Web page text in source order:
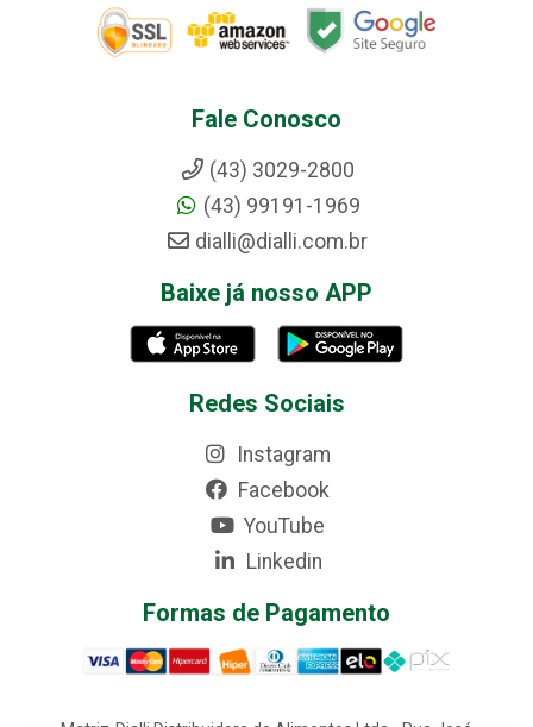
Fale Conosco
(43) 3029-2800
(43) 99191-1969
dialli@dialli.com.br
Baixe já nosso APP
Redes Sociais
Instagram
Facebook
YouTube
Linkedin
Formas de Pagamento